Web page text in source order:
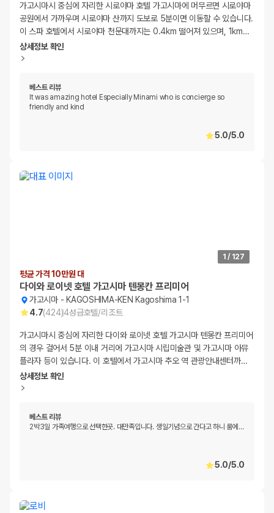
가고시마시 중심에 자리한 시로야마 호텔 가고시마에 머무르면 시로야마
공원에서 가까우며 시로야마 산까지 도보로 5분이면 이동할 수 있습니다.
이 스파 호텔에서 시로야마 천문대까지는 0.4km 떨어져 있으며, 1km…
상세정보 확인
베스트 리뷰
It was amazing hotel Especially Minami who is concierge so
friendly and kind
5.0/5.0
1 / 127
평균 가격 10만원 대
다이와 로이넷 호텔 가고시마 텐몽칸 프리미어
가고시마- KAGOSHIMA-KEN Kagoshima 1-1
4.7(424)4성급호텔/리조트
가고시마시 중심에 자리한 다이와 로이넷 호텔 가고시마 텐몽칸 프리미어
의 경우 걸어서 5분 이내 거리에 가고시마 시립미술관 및 가고시마 아뮤
플라자 등이 있습니다. 이 호텔에서 가고시마 추오 역 관광안내센터까…
상세정보 확인
베스트 리뷰
2박3일 가족여행으로 선택한곳. 대만족입니다. 생일기념으로 간다고 하니 룸에 …
5.0/5.0